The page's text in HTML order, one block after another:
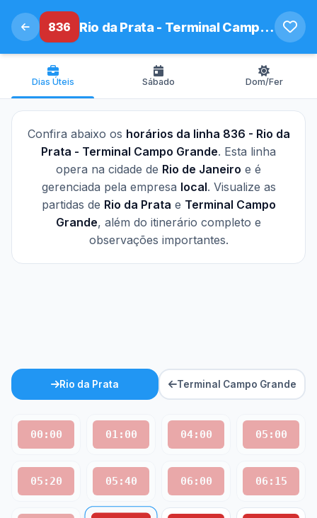
836 Rio da Prata - Terminal Campo Grande
Dias Úteis Sábado Dom/Fer
Confira abaixo os horários da linha 836 - Rio da
Prata - Terminal Campo Grande. Esta linha
opera na cidade de Rio de Janeiro e é
gerenciada pela empresa local. Visualize as
partidas de Rio da Prata e Terminal Campo
Grande, além do itinerário completo e
observações importantes.
Rio da Prata Terminal Campo Grande
00:00 01:00 04:00 05:00
05:20 05:40 06:00 06:15